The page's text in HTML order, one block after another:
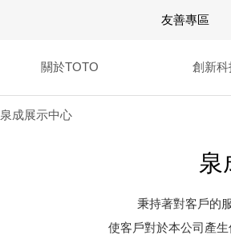
友善專區
關於TOTO 創新科
泉成展示中心
泉
秉持著對客戶的
使客戶對於本公司產